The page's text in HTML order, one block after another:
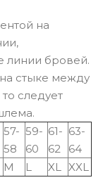
на
линии бровей.
стыке между
следует
57-
58
59-
60
61-
62
63-
64
M L XL XXL